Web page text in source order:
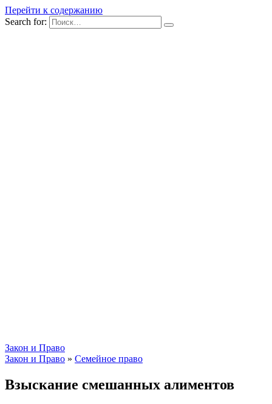
Перейти к содержанию
Search for:
Закон и Право
Закон и Право » Семейное право
Взыскание смешанных алиментов